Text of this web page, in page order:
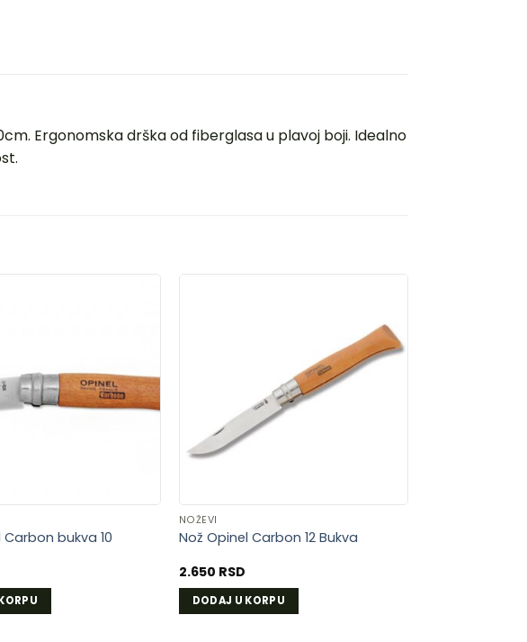
Ergonomska drška od fiberglasa u plavoj boji. Idealno
U
LISTU
ŽELJA
Carbon bukva 10
DODAJ
U
NOŽEVI
Nož Opinel Carbon 12 Bukva
2.650 RSD
DODAJ U KORPU